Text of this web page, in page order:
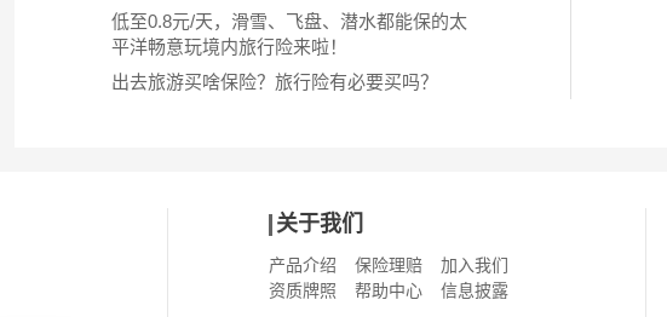
低至0.8元/天，滑雪、飞盘、潜水都能保的太
平洋畅意玩境内旅行险来啦！
出去旅游买啥保险？旅行险有必要买吗？
关于我们
产品介绍 保险理赔
加入我们
资质牌照
帮助中心 信息披露